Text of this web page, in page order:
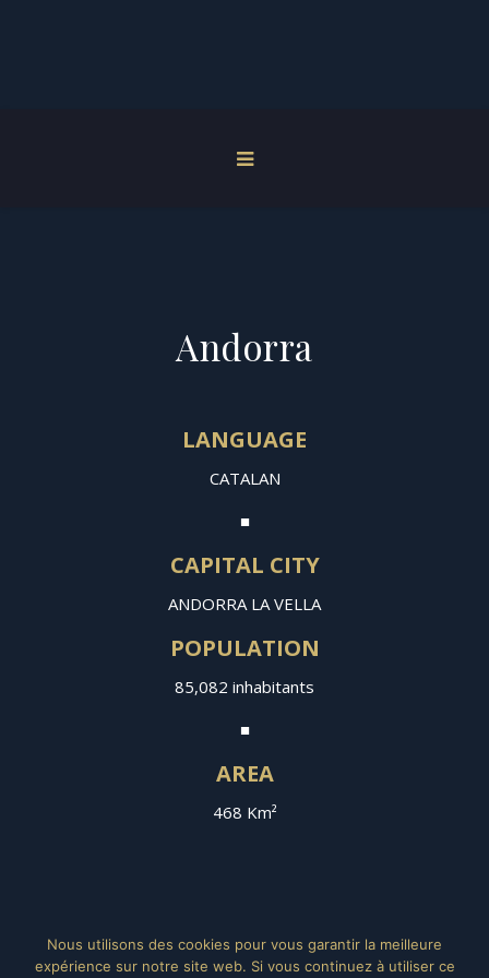
Andorra
LANGUAGE
CATALAN
■
CAPITAL CITY
ANDORRA LA VELLA
POPULATION
85,082 inhabitants
■
AREA
468 Km²
Nous utilisons des cookies pour vous garantir la meilleure
expérience sur notre site web. Si vous continuez à utiliser ce